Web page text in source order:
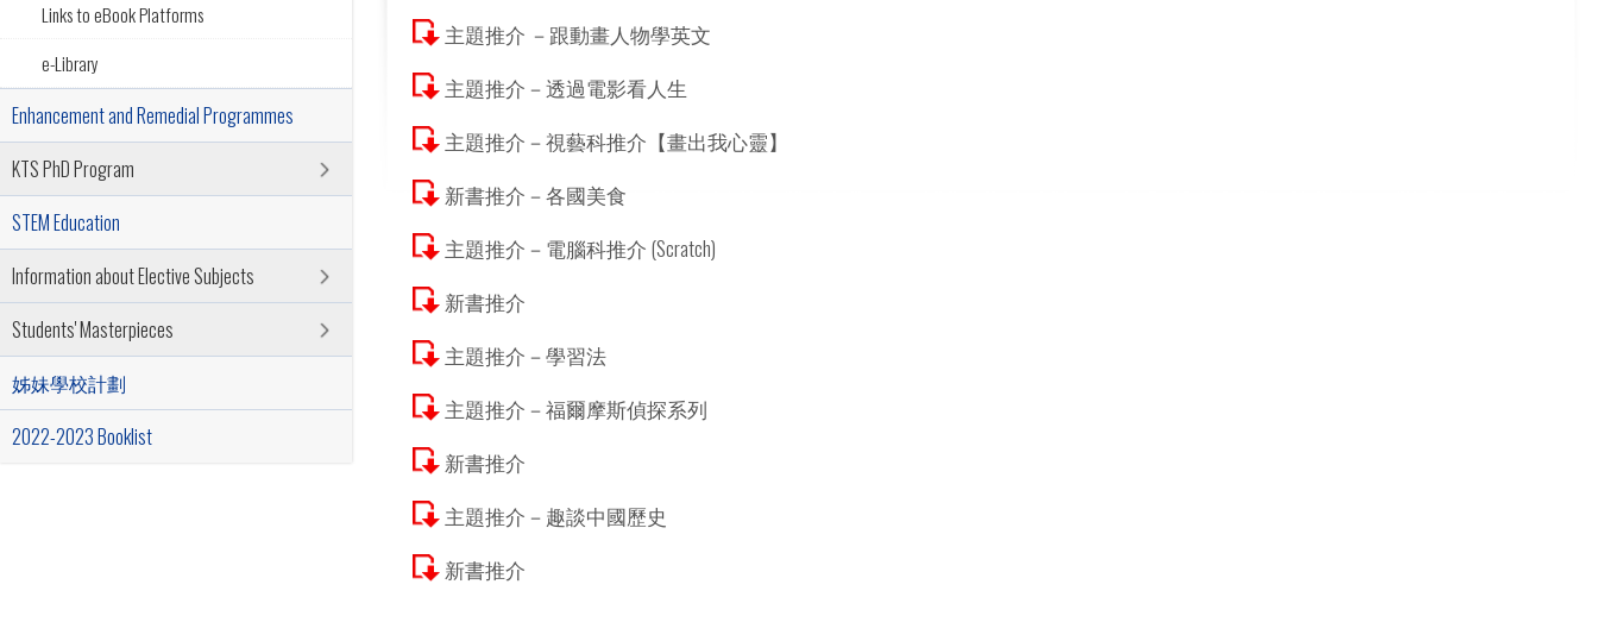
主題推介 －跟動畫人物學英文
主題推介－透過電影看人生
主題推介－視藝科推介【畫出我心靈】
新書推介－各國美食
主題推介－電腦科推介 (Scratch)
新書推介
主題推介－學習法
主題推介－福爾摩斯偵探系列
新書推介
主題推介－趣談中國歷史
新書推介
Links to eBook Platforms
e-Library
Enhancement and Remedial Programmes
KTS PhD Program
STEM Education
Information about Elective Subjects
Students' Masterpieces
姊妹學校計劃
2022-2023 Booklist